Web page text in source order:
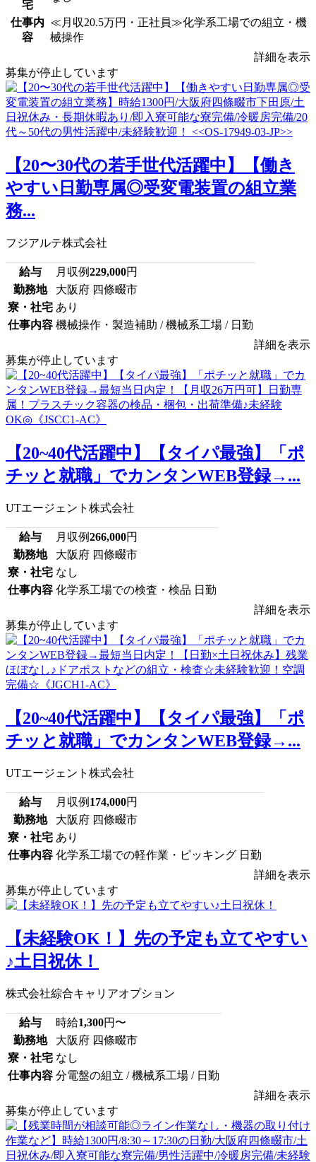
宅
仕事内
容
≪月収20.5万円・正社員≫化学系工場での組立・機
械操作
詳細を表示
募集が停止しています
【20〜30代の若手世代活躍中】【働き
やすい日勤専属◎受変電装置の組立業
務...
フジアルテ株式会社
給与 月収例229,000円
勤務地
大阪府 四條畷市
寮・社宅 あり
仕事内容 機械操作・製造補助 / 機械系工場 / 日勤
詳細を表示
募集が停止しています
【20~40代活躍中】【タイパ最強】「ポ
チッと就職」でカンタンWEB登録→...
UTエージェント株式会社
給与 月収例266,000円
勤務地
大阪府 四條畷市
寮・社宅 なし
仕事内容 化学系工場での検査・検品 日勤
詳細を表示
募集が停止しています
【20~40代活躍中】【タイパ最強】「ポ
チッと就職」でカンタンWEB登録→...
UTエージェント株式会社
給与 月収例 174,000円
勤務地
大阪府 四條畷市
寮・社宅 あり
仕事内容 化学系工場での軽作業・ピッキング 日勤
詳細を表示
募集が停止しています
【未経験OK！】先の予定も立てやすい
♪土日祝休！
株式会社綜合キャリアオプション
給与 時給1,300円〜
勤務地
大阪府 四條畷市
寮・社宅 なし
仕事内容 分電盤の組立 / 機械系工場 / 日勤
詳細を表示
募集が停止しています